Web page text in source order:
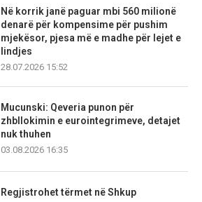
Në korrik janë paguar mbi 560 milionë
denarë për kompensime për pushim
mjekësor, pjesa më e madhe për lejet e
lindjes
28.07.2026 15:52
Mucunski: Qeveria punon për
zhbllokimin e eurointegrimeve, detajet
nuk thuhen
03.08.2026 16:35
Regjistrohet tërmet në Shkup